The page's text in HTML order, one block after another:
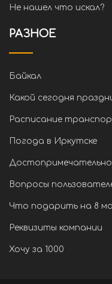
Не нашел что искал?
РАЗНОЕ
Байкал
Какой сегодня
Расписание
Погода в Иркутске
Вопросы
Что подарить на 8
Реквизиты компании
Хочу за 1000